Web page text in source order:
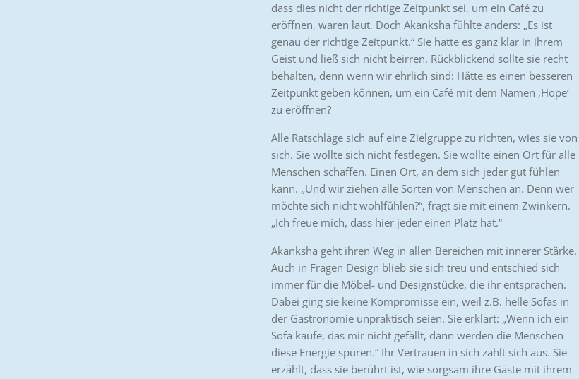
dass dies nicht der richtige Zeitpunkt sei, um ein Café zu
eröffnen, waren laut. Doch Akanksha fühlte anders: „Es ist
genau der richtige Zeitpunkt.“ Sie hatte es ganz klar in ihrem
Geist und ließ sich nicht beirren. Rückblickend sollte sie recht
behalten, denn wenn wir ehrlich sind: Hätte es einen besseren
Zeitpunkt geben können, um ein Café mit dem Namen ‚Hope‘
zu eröffnen?
Alle Ratschläge sich auf eine Zielgruppe zu richten, wies sie von
sich. Sie wollte sich nicht festlegen. Sie wollte einen Ort für alle
Menschen schaffen. Einen Ort, an dem sich jeder gut fühlen
kann. „Und wir ziehen alle Sorten von Menschen an. Denn wer
möchte sich nicht wohlfühlen?“, fragt sie mit einem Zwinkern.
„Ich freue mich, dass hier jeder einen Platz hat.“
Akanksha geht ihren Weg in allen Bereichen mit innerer Stärke.
Auch in Fragen Design blieb sie sich treu und entschied sich
immer für die Möbel- und Designstücke, die ihr entsprachen.
Dabei ging sie keine Kompromisse ein, weil z.B. helle Sofas in
der Gastronomie unpraktisch seien. Sie erklärt: „Wenn ich ein
Sofa kaufe, das mir nicht gefällt, dann werden die Menschen
diese Energie spüren.“ Ihr Vertrauen in sich zahlt sich aus. Sie
erzählt, dass sie berührt ist, wie sorgsam ihre Gäste mit ihrem